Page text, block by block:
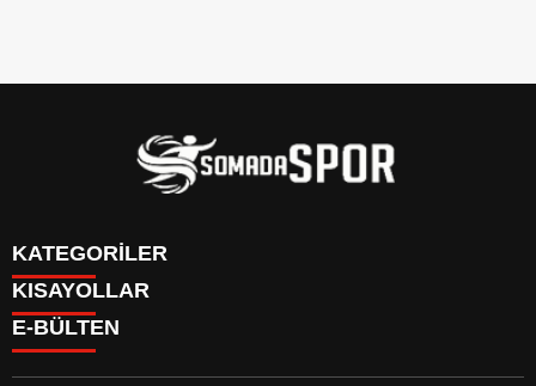
KATEGORİLER
İletişim
İstatistikler & Puan Durumu & Fikstür
KISAYOLLAR
Genel
Somaspor
E-BÜLTEN